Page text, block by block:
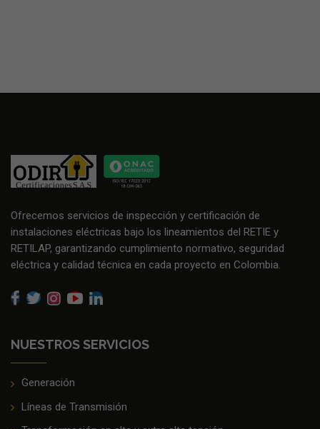
Ofrecemos servicios de inspección y certificación de
instalaciones eléctricas bajo los lineamientos del RETIE y
RETILAP, garantizando cumplimiento normativo, seguridad
eléctrica y calidad técnica en cada proyecto en Colombia.
NUESTROS SERVICIOS
Generación
Líneas de Transmisión